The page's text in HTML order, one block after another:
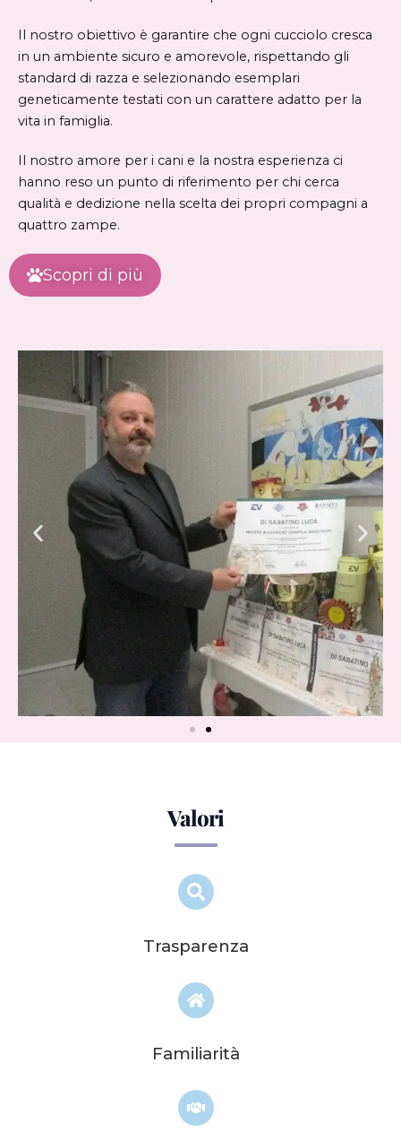
Il nostro obiettivo è garantire che ogni cucciolo cresca
in un ambiente sicuro e amorevole, rispettando gli
standard di razza e selezionando esemplari
geneticamente testati con un carattere adatto per la
vita in famiglia.
Il nostro amore per i cani e la nostra esperienza ci
hanno reso un punto di riferimento per chi cerca
qualità e dedizione nella scelta dei propri compagni a
quattro zampe.
Scopri di più
Valori
Trasparenza
Familiarità